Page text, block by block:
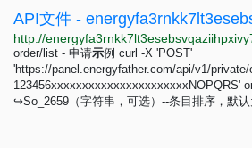
order/list - 申请示例 curl -X 'POST'
'https://panel.energyfather.com/api/v1/private/
123456xxxxxxxxxxxxxxxxxxxxxxNOPQRS'
↪So_2659（字符串，可选）--条目排序，默认